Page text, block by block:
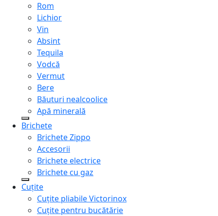
Rom
Lichior
Vin
Absint
Tequila
Vodcă
Vermut
Bere
Băuturi nealcoolice
Apă minerală
Brichete
Brichete Zippo
Accesorii
Brichete electrice
Brichete cu gaz
Cuțite
Cuțite pliabile Victorinox
Cuțite pentru bucătărie